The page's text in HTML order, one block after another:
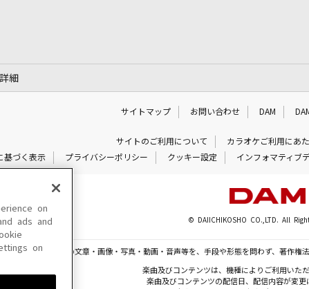
細
サイトマップ お問い合わせ DAM
サイトのご利用について カラオケご利用にあ
基づく表示
プライバシーポリシー クッキー設定 インフォマティブ
© DAIICHIKOSHO CO.,LTD. All
載されている一切の文章・画像・写真・動画・音声等を、手段や形態を問わず、著作権
楽曲及びコンテンツは、機種によりご利用いた
楽曲及びコンテンツの配信日、配信内容が変更
on
ads and
on